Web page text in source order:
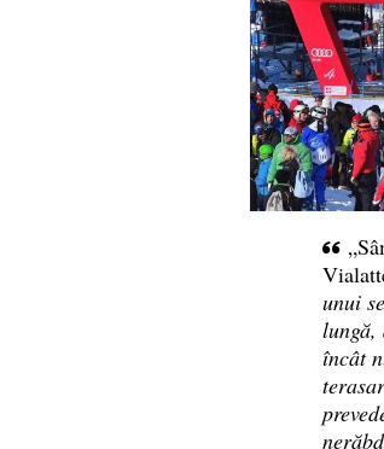
unui
lungă,
încât